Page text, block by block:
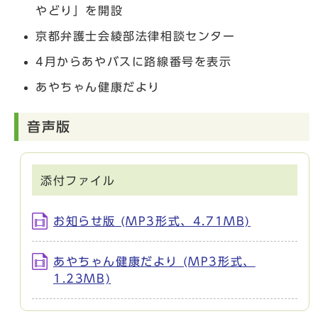
やどり」を開設
京都弁護士会綾部法律相談センター
4月からあやバスに路線番号を表示
あやちゃん健康だより
音声版
添付ファイル
お知らせ版 (MP3形式、4.71MB)
あやちゃん健康だより (MP3形式、
1.23MB)